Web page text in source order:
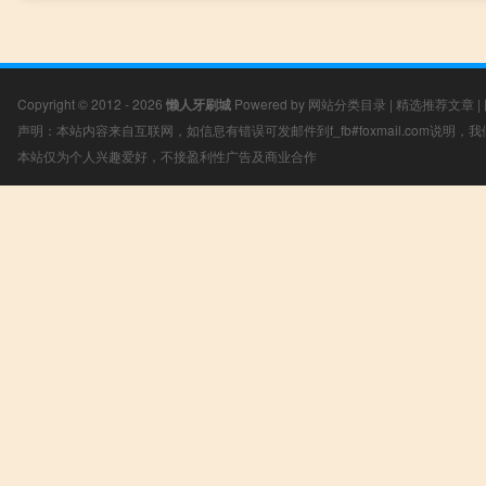
Copyright © 2012 - 2026 懒人牙刷城 Powered by 网站分类目录 | 精选推荐文章 |
声明：本站内容来自互联网，如信息有错误可发邮件到f_fb#foxmail.com说明，
本站仅为个人兴趣爱好，不接盈利性广告及商业合作